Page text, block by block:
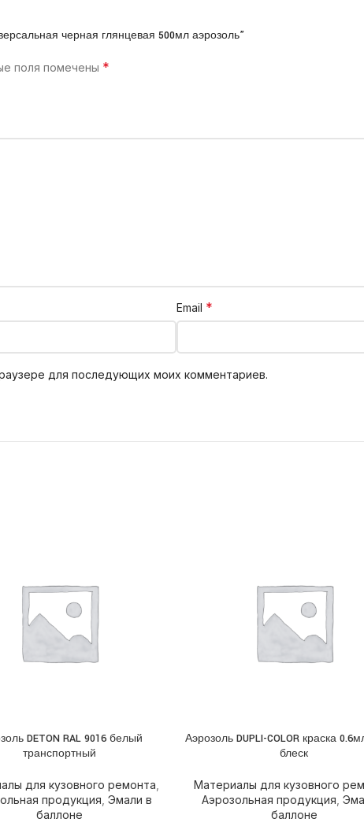
черная глянцевая 500мл аэрозоль”
поля помечены *
Email *
для последующих моих комментариев.
DETON RAL 9016 белый
транспортный
для кузовного ремонта
продукция Эмали в
баллоне
ПОДРОБНЕЕ
Аэрозоль DUPLI-COLOR краска
блеск
Материалы для кузовного
Аэрозольная продукция
баллоне